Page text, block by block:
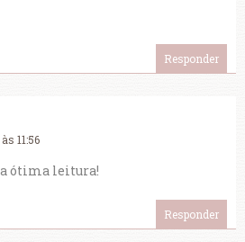
Responder
11:56
ótima leitura!
Responder